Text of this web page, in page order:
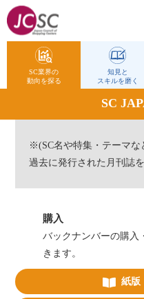
SC業界の
動向を探る
知見と
スキルを磨く
SC
※(SC名や特集・テーマな
過去に発行された月刊誌
購入
バックナンバーの購入
きます。
紙版